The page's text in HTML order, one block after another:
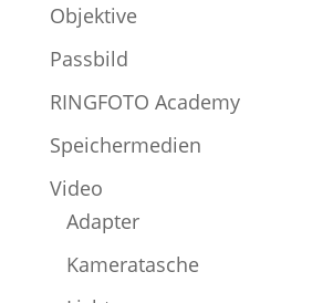
Objektive
Passbild
RINGFOTO Academy
Speichermedien
Video
Adapter
Kameratasche